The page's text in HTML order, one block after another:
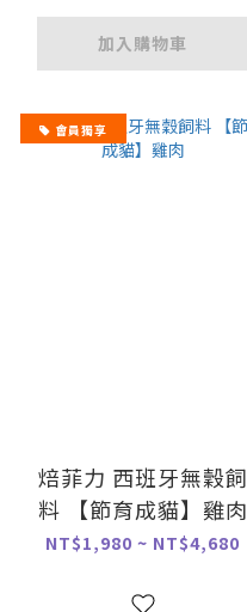
加入購物車
會員獨享
焙菲力 西班牙無穀飼
料 【節育成貓】雞肉
NT$1,980 ~ NT$4,680